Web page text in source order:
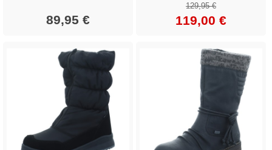
89,95 €
129,95 €
119,00 €